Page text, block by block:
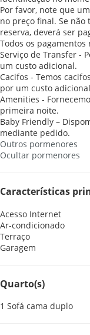
Por favor, note que
no preço final. Se
reserva, deverá ser
Todos os
Serviço de Transfer -
um custo adicional.
Cacifos - Temos
por um custo
Amenities -
primeira noite.
Baby Friendly –
mediante pedido.
Outros pormenores
Ocultar pormenores
Características
Acesso Internet
Ar-condicionado
Terraço
Garagem
Quarto(s)
1 Sofá cama duplo